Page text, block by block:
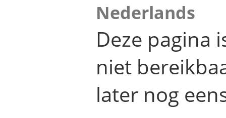
Nederlands
Deze pagina
niet
later nog